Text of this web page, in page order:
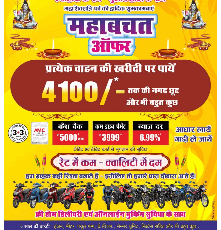
राज्य
व्यापार
संपादकीय
रोजगार
राजनीति
मनोरंजन
मैगज़ीन की लेख
All
मैगज़ीन की लेख